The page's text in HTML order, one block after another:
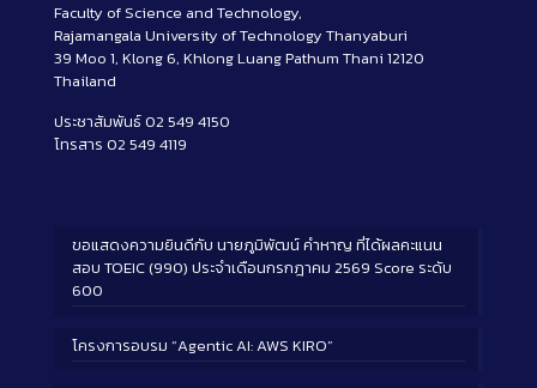
Faculty of Science and Technology,
Rajamangala University of Technology Thanyaburi
39 Moo 1, Klong 6, Khlong Luang Pathum Thani 12120
Thailand
ประชาสัมพันธ์ 02 549 4150
โทรสาร 02 549 4119
ขอแสดงความยินดีกับ นายภูมิพัฒน์ คำหาญ ที่ได้ผลคะแนน
สอบ TOEIC (990) ประจำเดือนกรกฎาคม 2569 Score ระดับ
600
โครงการอบรม “Agentic AI: AWS KIRO”